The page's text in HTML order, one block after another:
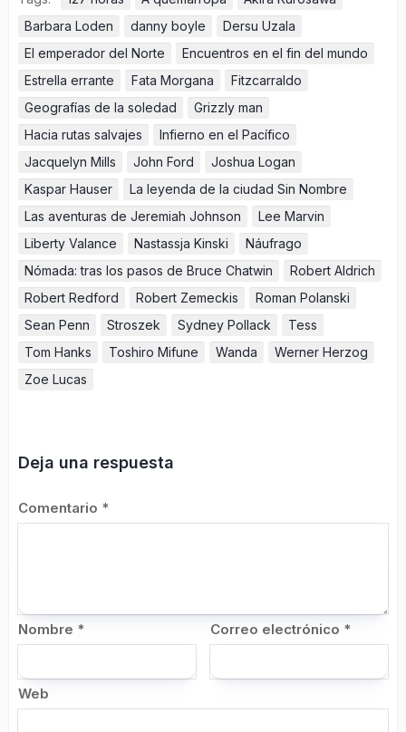
Barbara Loden
danny boyle
Dersu Uzala
El emperador del Norte
Encuentros en el fin del mundo
Estrella errante
Fata Morgana
Fitzcarraldo
Geografías de la soledad
Grizzly man
Hacia rutas salvajes
Infierno en el Pacífico
Jacquelyn Mills
John Ford
Joshua Logan
Kaspar Hauser
La leyenda de la ciudad Sin Nombre
Las aventuras de Jeremiah Johnson
Lee Marvin
Liberty Valance
Nastassja Kinski
Náufrago
Nómada: tras los pasos de Bruce Chatwin
Robert Aldrich
Robert Redford
Robert Zemeckis
Roman Polanski
Sean Penn
Stroszek Sydney Pollack
Tess
Tom Hanks
Toshiro Mifune Wanda
Werner Herzog
Zoe Lucas
Deja una respuesta
Comentario *
Nombre * Correo electrónico *
Web